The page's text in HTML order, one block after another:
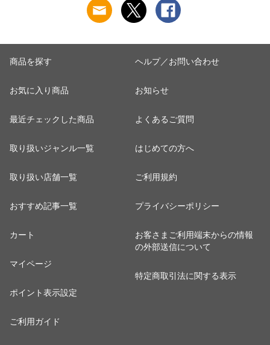
ス】 ブラック
インケース 小銭
入れ 薄型 大容量
ス】 カイマンブ
インケース 小銭
入れ 薄型 大容量
ス】 カイマング
商品を探す
お気に入り商品
最近チェックした商品
取り扱いジャンル一覧
取り扱い店舗一覧
おすすめ記事一覧
カート
マイページ
ポイント表示設定
ご利用ガイド
ヘルプ／お問い合わせ
お知らせ
よくあるご質問
はじめての方へ
ご利用規約
プライバシーポリシー
お客さまご利用端末からの情報
の外部送信について
特定商取引法に関する表示